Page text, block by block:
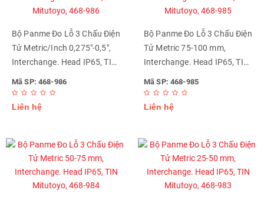
Bộ Panme Đo Lỗ 3 Chấu Điện
Tử Metric/Inch 0,275"-0,5",
Interchange. Head IP65, TIN
Mitutoyo, 468-986
Mã SP: 468-986
Liên hệ
Bộ Panme Đo Lỗ 3 Chấu Điện
Tử Metric 75-100 mm,
Interchange. Head IP65, TIN
Mitutoyo, 468-985
Mã SP: 468-985
Liên hệ